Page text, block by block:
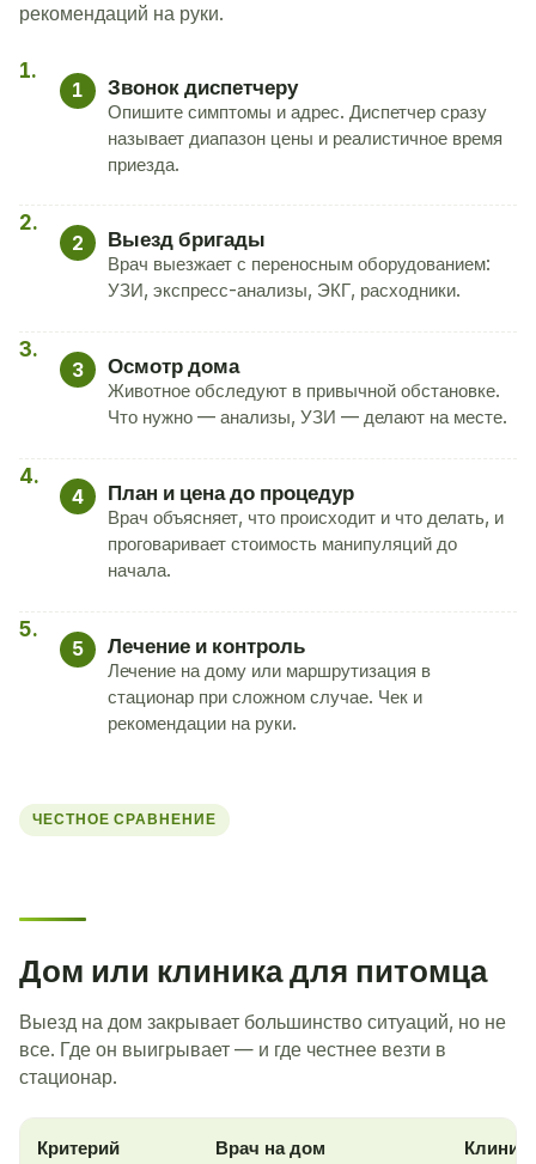
рекомендаций на руки.
1 Звонок диспетчеру
Опишите симптомы и адрес. Диспетчер сразу
называет диапазон цены и реалистичное время
приезда.
2 Выезд бригады
Врач выезжает с переносным оборудованием:
УЗИ, экспресс-анализы, ЭКГ, расходники.
3 Осмотр дома
Животное обследуют в привычной обстановке.
Что нужно — анализы, УЗИ — делают на месте.
4 План и цена до процедур
Врач объясняет, что происходит и что делать, и
проговаривает стоимость манипуляций до
начала.
5 Лечение и контроль
Лечение на дому или маршрутизация в
стационар при сложном случае. Чек и
рекомендации на руки.
ЧЕСТНОЕ СРАВНЕНИЕ
Дом или клиника для питомца
Выезд на дом закрывает большинство ситуаций, но не
все. Где он выигрывает — и где честнее везти в
стационар.
Критерий Врач на дом